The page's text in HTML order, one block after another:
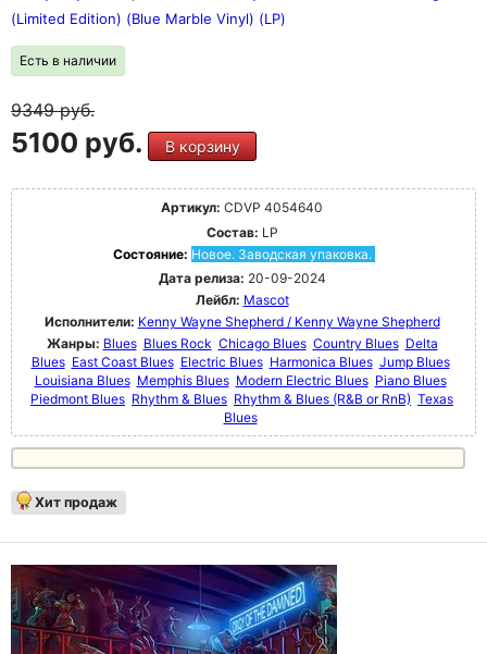
(Limited Edition) (Blue Marble Vinyl) (LP)
Есть в наличии
9349руб.
5100 руб. В корзину
Артикул: CDVP 4054640
Состав: LP
Состояние: Новое. Заводская упаковка.
Дата релиза: 20-09-2024
Лейбл: Mascot
Исполнители: Kenny Wayne Shepherd / Kenny Wayne Shepherd
Жанры: Blues Blues Rock Chicago Blues Country Blues Delta
Blues East Coast Blues Electric Blues Harmonica Blues Jump Blues
Louisiana Blues Memphis Blues Modern Electric Blues Piano Blues
Piedmont Blues Rhythm & Blues Rhythm & Blues (R&B or RnB) Texas
Blues
Хит продаж